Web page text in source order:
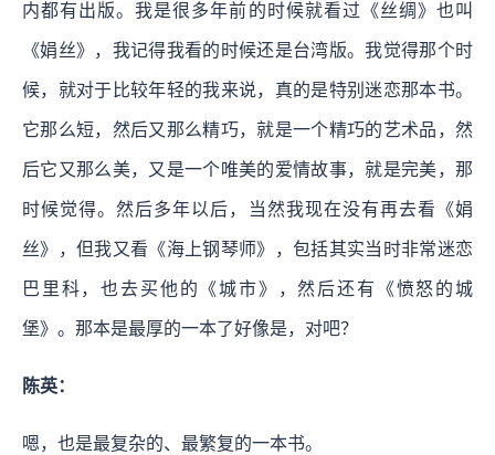
内都有出版。我是很多年前的时候就看过《丝绸》也叫
《娟丝》，我记得我看的时候还是台湾版。我觉得那个时
候，就对于比较年轻的我来说，真的是特别迷恋那本书。
它那么短，然后又那么精巧，就是一个精巧的艺术品，然
后它又那么美，又是一个唯美的爱情故事，就是完美，那
时候觉得。然后多年以后，当然我现在没有再去看《娟
丝》，但我又看《海上钢琴师》，包括其实当时非常迷恋
巴里科，也去买他的《城市》，然后还有《愤怒的城
堡》。那本是最厚的一本了好像是，对吧？
陈英：
嗯，也是最复杂的、最繁复的一本书。